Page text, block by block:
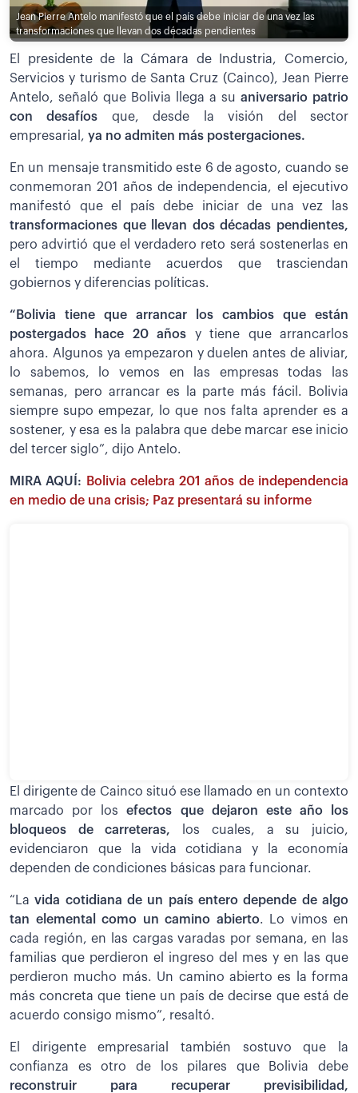
Jean Pierre Antelo manifestó que el país debe iniciar de una vez las
transformaciones que llevan dos décadas pendientes
El presidente de la Cámara de Industria, Comercio,
Servicios y turismo de Santa Cruz (Cainco), Jean Pierre
Antelo, señaló que Bolivia llega a su aniversario patrio
con desafíos que, desde la visión del sector
empresarial, ya no admiten más postergaciones.
En un mensaje transmitido este 6 de agosto, cuando se
conmemoran 201 años de independencia, el ejecutivo
manifestó que el país debe iniciar de una vez las
transformaciones que llevan dos décadas pendientes,
pero advirtió que el verdadero reto será sostenerlas en
el tiempo mediante acuerdos que trasciendan
gobiernos y diferencias políticas.
“Bolivia tiene que arrancar los cambios que están
postergados hace 20 años y tiene que arrancarlos
ahora. Algunos ya empezaron y duelen antes de aliviar,
lo sabemos, lo vemos en las empresas todas las
semanas, pero arrancar es la parte más fácil. Bolivia
siempre supo empezar, lo que nos falta aprender es a
sostener, y esa es la palabra que debe marcar ese inicio
del tercer siglo”, dijo Antelo.
MIRA AQUÍ:
Bolivia celebra 201 años de independencia
en medio de una crisis; Paz presentará su informe
El dirigente de Cainco situó ese llamado en un contexto
marcado por losefectos que dejaron este año los
bloqueos de carreteras, los cuales, a su juicio,
evidenciaron que la vida cotidiana y la economía
dependen de condiciones básicas para funcionar.
“La vida cotidiana de un país entero depende de algo
tan elemental como un camino abierto. Lo vimos en
cada región, en las cargas varadas por semana, en las
familias que perdieron el ingreso del mes y en las que
perdieron mucho más. Un camino abierto es la forma
más concreta que tiene un país de decirse que está de
acuerdo consigo mismo”, resaltó.
El dirigente empresarial también sostuvo que la
confianza es otro de los pilares que Bolivia debe
reconstruir para recuperar previsibilidad,